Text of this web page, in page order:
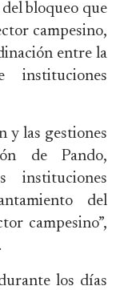
bloqueo que
campesino,
entre la
instituciones
y las gestiones
de Pando,
instituciones
del
campesino”,
los días